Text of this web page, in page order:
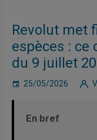
Revolut met
espèces : ce
du 9 juillet
25/05/2026
En bref